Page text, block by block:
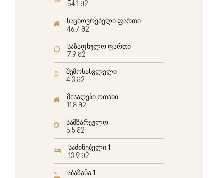
54.1 მ2
საცხოვრებელი ფართი
46.7 მ2
საზაფხულო ფართი
7.9 მ2
შემოსასვლელი
4.3 მ2
მისაღები ოთახი
11.8 მ2
სამზარეულო
5.5 მ2
საძინებელი 1
13.9 მ2
აბაზანა 1